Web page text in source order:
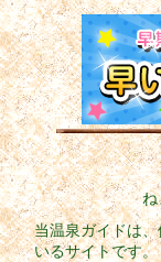
ね
当温泉ガイドは
いるサイトです。